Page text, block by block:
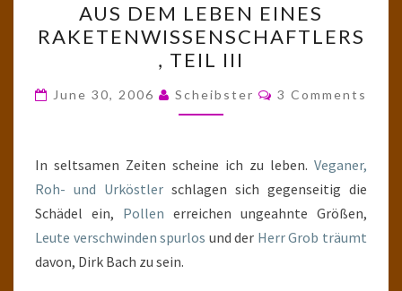
DEM
LEBEN
EINES
TEIL
AUS DEM LEBEN EINES
RAKETENWISSENSCHAFTLERS
, TEIL III
June 30, 2006 Scheibster Comments
3 Comments
In seltsamen Zeiten scheine ich zu leben. Veganer,
Roh- und Urköstler schlagen sich gegenseitig die
Schädel ein, Pollen erreichen ungeahnte Größen,
Leute verschwinden spurlos und der Herr Grob träumt
davon, Dirk Bach zu sein.